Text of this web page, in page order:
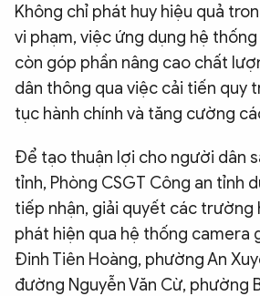
Không chỉ phát huy hiệu quả
vi phạm, việc ứng dụng hệ
còn góp phần nâng cao chất
dân thông qua việc cải tiến quy
tục hành chính và tăng cường
Để tạo thuận lợi cho người dân
tỉnh, Phòng CSGT Công an tỉnh
tiếp nhận, giải quyết các trường
phát hiện qua hệ thống camera
Đinh Tiên Hoàng, phường An
đường Nguyễn Văn Cừ, phường